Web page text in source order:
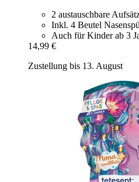
2 austauschbare
Inkl. 4 Beutel
Auch für Kinder ab 3
14,99 €
Zustellung bis 13. August